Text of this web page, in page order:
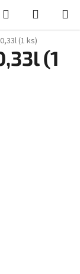
Hledat
KOŠÍK
(1 ks)
(1